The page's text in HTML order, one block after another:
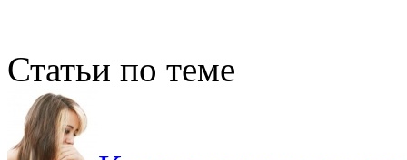
Статьи по теме